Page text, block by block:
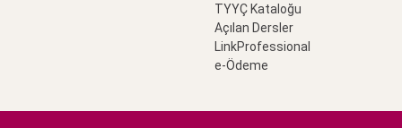
TYYÇ Kataloğu
Açılan Dersler
LinkProfessional
e-Ödeme